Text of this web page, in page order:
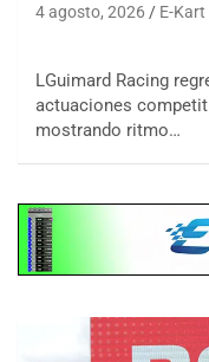
4 agosto, 2026 E-Kart
LGuimard Racing
actuaciones
mostrando ritmo…